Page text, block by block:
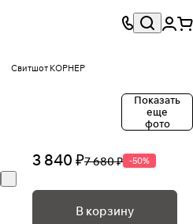
Свитшот КОРНЕР
Показать
еще
фото
3 840 ₽7 680 ₽ -50%
В корзину